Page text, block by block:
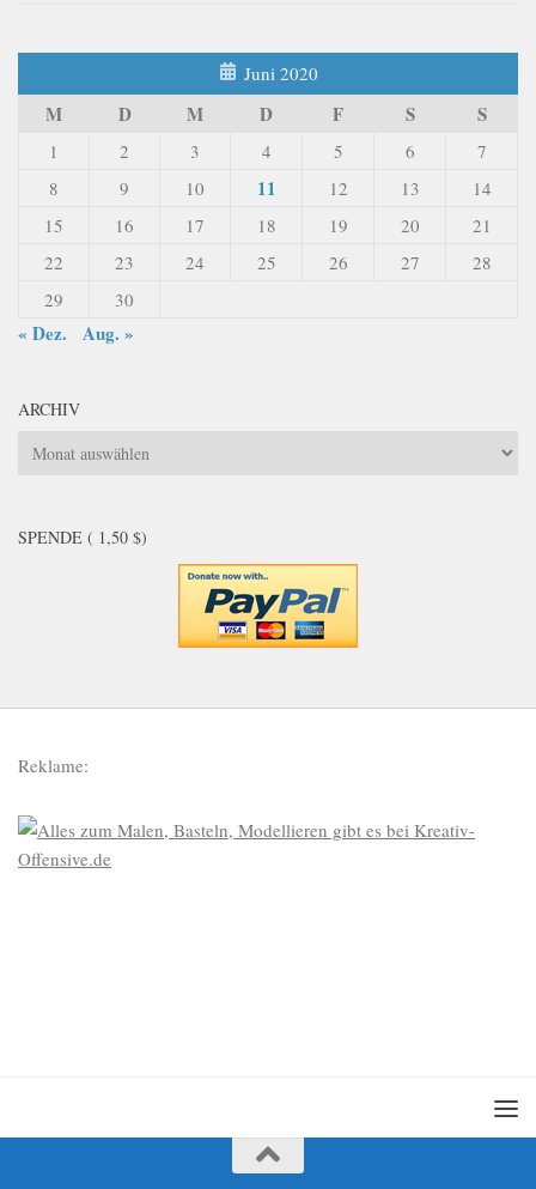
Juni 2020
M D M D F S S
1 2 3 4 5 6
7
8
9 10 11 12 13
14
15
16 17 18 19 20
21
22
23 24 25 26 27
28
29
30
« Dez. Aug. »
ARCHIV
Archiv
SPENDE ( 1,50 $)
Reklame: